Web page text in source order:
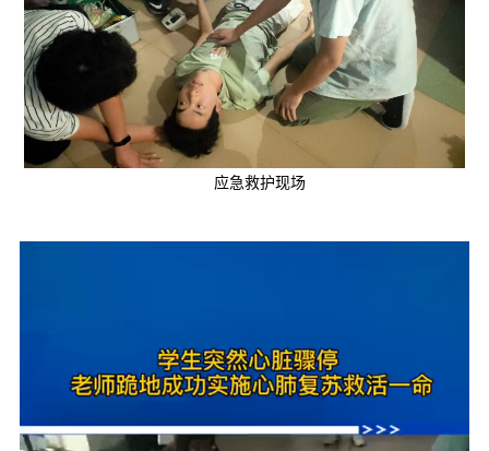
应急救护现场